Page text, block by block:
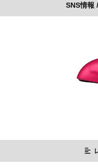
SNS情報